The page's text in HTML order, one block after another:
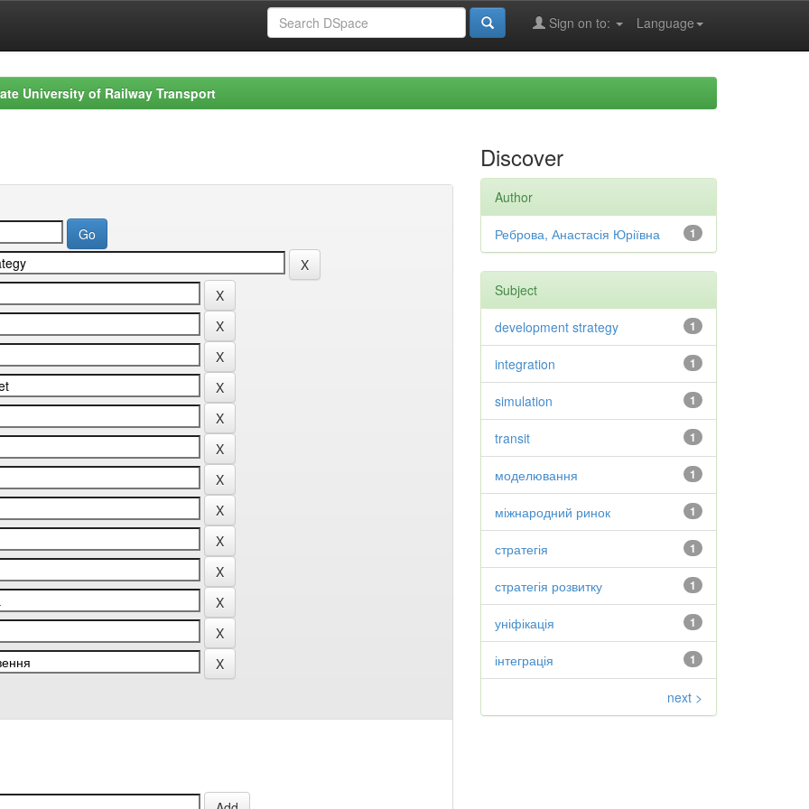
Language
Sign on to:
University of Railway Transport
Discover
Author
1
Реброва, Анастасія Юріївна
Subject
1
development strategy
1
integration
1
simulation
1
transit
1
моделювання
1
міжнародний ринок
1
стратегія
1
стратегія розвитку
1
уніфікація
1
інтеграція
next >